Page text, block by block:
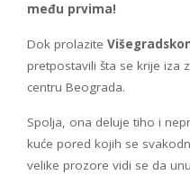
među prvima!
Dok prolazite
pretpostavili šta se krije iza
centru Beograda.
Spolja, ona deluje tiho i
kuće pored kojih se
velike prozore vidi se da